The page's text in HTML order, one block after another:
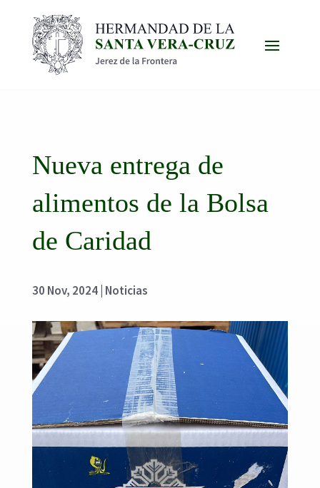
Nueva entrega de
alimentos de la Bolsa
de Caridad
30 Nov, 2024| Noticias